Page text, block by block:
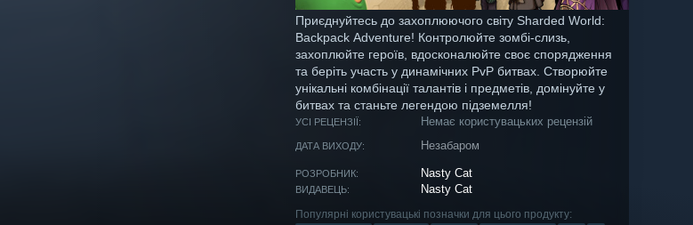
Приєднуйтесь до захоплюючого світу Sharded World:
Backpack Adventure! Контролюйте зомбі-слизь,
захоплюйте героїв, вдосконалюйте своє спорядження
та беріть участь у динамічних PvP битвах. Створюйте
унікальні комбінації талантів і предметів, домінуйте у
битвах та станьте легендою підземелля!
УСІ РЕЦЕНЗІЇ: Немає користувацьких рецензій
ДАТА ВИХОДУ: Незабаром
РОЗРОБНИК: Nasty Cat
ВИДАВЕЦЬ: Nasty Cat
Популярні користувацькі позначки для цього продукту: